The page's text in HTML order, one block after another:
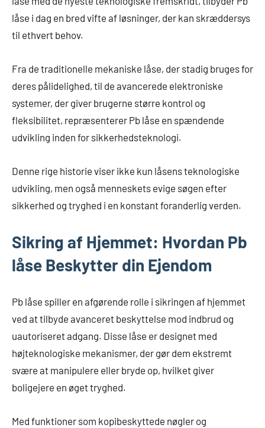
låse i dag en bred vifte af løsninger, der kan skræddersys
til ethvert behov.
Fra de traditionelle mekaniske låse, der stadig bruges for
deres pålidelighed, til de avancerede elektroniske
systemer, der giver brugerne større kontrol og
fleksibilitet, repræsenterer Pb låse en spændende
udvikling inden for sikkerhedsteknologi.
Denne rige historie viser ikke kun låsens teknologiske
udvikling, men også menneskets evige søgen efter
sikkerhed og tryghed i en konstant foranderlig verden.
Sikring af Hjemmet: Hvordan Pb
låse Beskytter din Ejendom
Pb låse spiller en afgørende rolle i sikringen af hjemmet
ved at tilbyde avanceret beskyttelse mod indbrud og
uautoriseret adgang. Disse låse er designet med
højteknologiske mekanismer, der gør dem ekstremt
svære at manipulere eller bryde op, hvilket giver
boligejere en øget tryghed.
Med funktioner som kopibeskyttede nøgler og